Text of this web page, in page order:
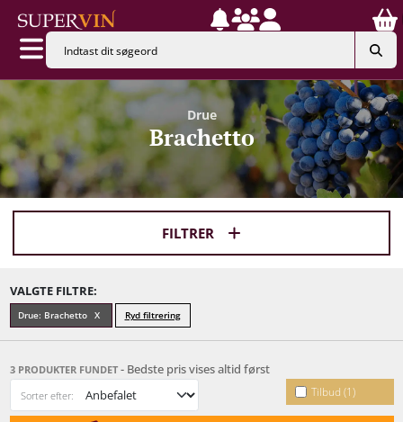
Drue
Brachetto
FILTRER
VALGTE FILTRE:
Drue: Brachetto Ryd filtrering
3 PRODUKTER FUNDET - Bedste pris vises altid først
Tilbud (1)
Sorter efter: